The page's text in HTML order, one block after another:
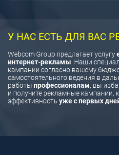
У НАС ЕСТЬ ДЛЯ ВАС
Webcom Group предлагает услугу
интернет-рекламы . Наши
кампании согласно вашему
самостоятельного ведения в
работы профессионалам, вы
и получите рекламные кампании,
эффективность уже с первых